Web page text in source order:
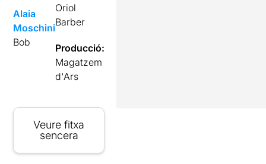
Alaia
Moschini
Bob
Oriol
Barber
Producció:
Magatzem
d'Ars
Veure fitxa
sencera